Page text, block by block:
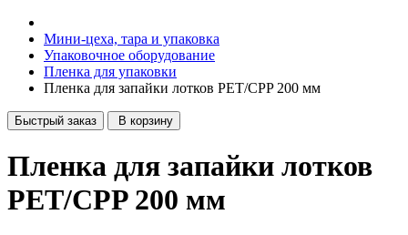
Мини-цеха, тара и упаковка
Упаковочное оборудование
Пленка для упаковки
Пленка для запайки лотков PET/CPP 200 мм
Быстрый заказ В корзину
Пленка для запайки лотков
PET/CPP 200 мм